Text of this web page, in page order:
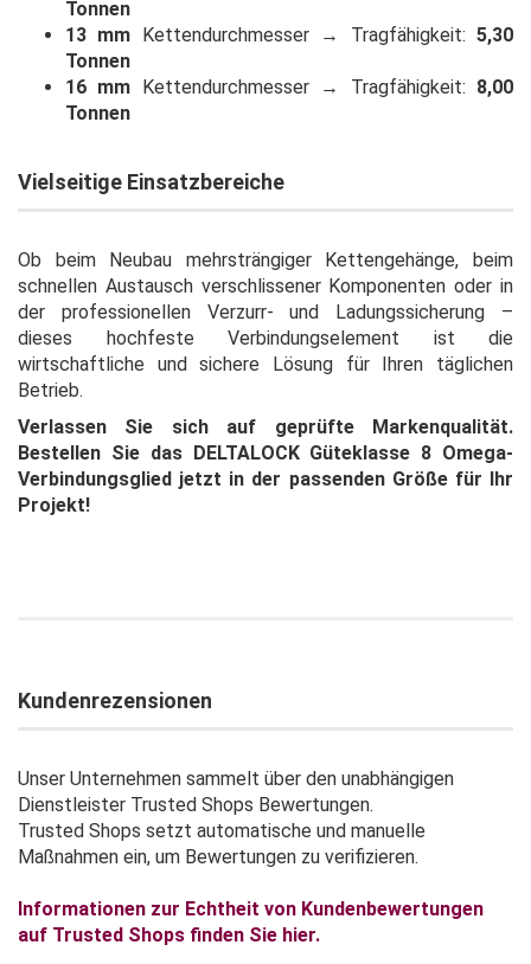
Tonnen
13 mm Kettendurchmesser → Tragfähigkeit:5,30
Tonnen
16 mm Kettendurchmesser → Tragfähigkeit: 8,00
Tonnen
Vielseitige Einsatzbereiche
Ob beim Neubau mehrsträngiger Kettengehänge, beim
schnellen Austausch verschlissener Komponenten oder in
der professionellen Verzurr- und Ladungssicherung –
dieses hochfeste Verbindungselement ist die
wirtschaftliche und sichere Lösung für Ihren täglichen
Betrieb.
Verlassen Sie sich auf geprüfte Markenqualität.
Bestellen Sie das DELTALOCK Güteklasse 8 Omega-
Verbindungsglied jetzt in der passenden Größe für Ihr
Projekt!
Kundenrezensionen
Unser Unternehmen sammelt über den unabhängigen
Dienstleister Trusted Shops Bewertungen.
Trusted Shops setzt automatische und manuelle
Maßnahmen ein, um Bewertungen zu verifizieren.
Informationen zur Echtheit von Kundenbewertungen
auf Trusted Shops finden Sie hier.